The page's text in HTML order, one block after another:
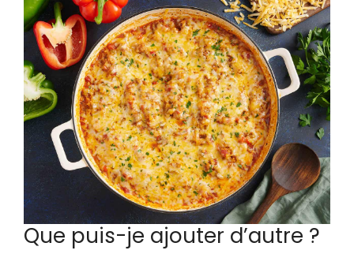
Que puis-je ajouter d’autre ?